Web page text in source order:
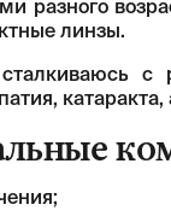
разного
линзы.
с